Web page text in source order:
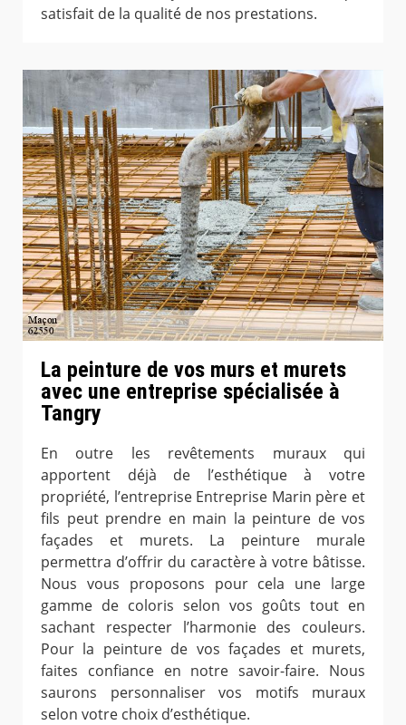
satisfait de la qualité de nos prestations.
La peinture de vos murs et murets
avec une entreprise spécialisée à
Tangry
En outre les revêtements muraux qui
apportent déjà de l’esthétique à votre
propriété, l’entreprise Entreprise Marin père et
fils peut prendre en main la peinture de vos
façades et murets. La peinture murale
permettra d’offrir du caractère à votre bâtisse.
Nous vous proposons pour cela une large
gamme de coloris selon vos goûts tout en
sachant respecter l’harmonie des couleurs.
Pour la peinture de vos façades et murets,
faites confiance en notre savoir-faire. Nous
saurons personnaliser vos motifs muraux
selon votre choix d’esthétique.